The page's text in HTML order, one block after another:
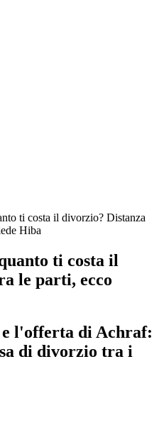
ti costa il divorzio? Distanza
Hiba
ti costa il
le parti, ecco
l'offerta di Achraf:
di divorzio tra i